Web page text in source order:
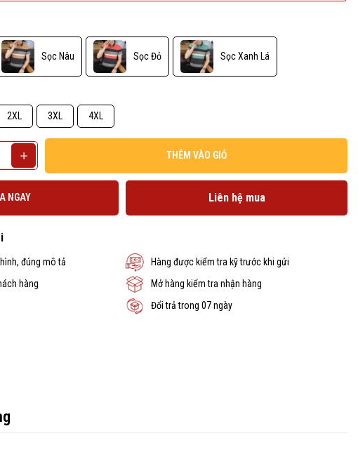
Sọc Nâu Sọc Đỏ Sọc Xanh Lá
2XL 3XL 4XL
THÊM VÀO GIỎ
NGAY Liên hệ mua
đúng mô tả
Hàng được kiểm tra kỹ trước khi gửi
hàng
Mở hàng kiểm tra nhận hàng
Đổi trả trong 07 ngày